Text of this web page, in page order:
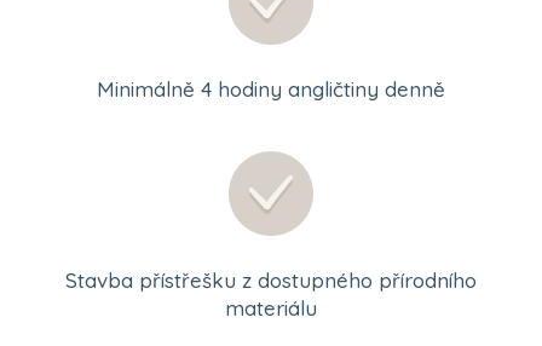
Minimálně 4 hodiny angličtiny denně
Stavba přístřešku z dostupného přírodního
materiálu